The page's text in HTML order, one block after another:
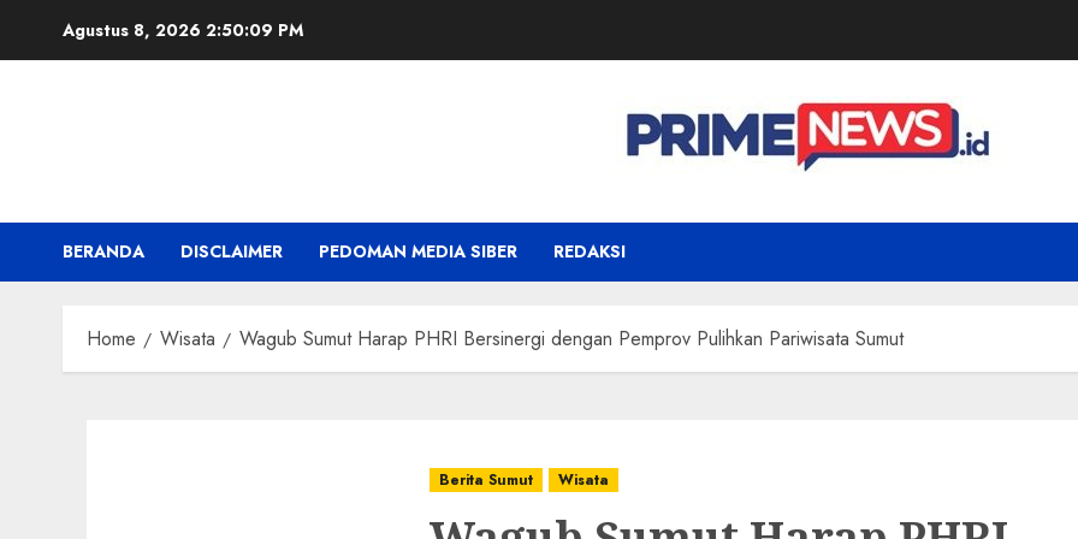
Agustus 8, 2026 2:50:10 PM
BERANDA DISCLAIMER PEDOMAN MEDIA SIBER REDAKSI
Home Wisata Wagub Sumut Harap PHRI Bersinergi dengan Pemprov Pulihkan Pariwisata Sumut
Berita Sumut Wisata